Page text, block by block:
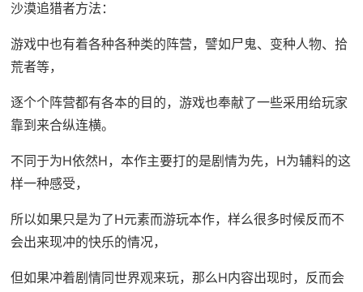
沙漠追猎者方法：
游戏中也有着各种各种类的阵营，譬如尸鬼、变种人物、拾
荒者等，
逐个个阵营都有各本的目的，游戏也奉献了一些采用给玩家
靠到来合纵连横。
不同于为H依然H，本作主要打的是剧情为先，H为辅料的这
样一种感受，
所以如果只是为了H元素而游玩本作，样么很多时候反而不
会出来现冲的快乐的情况，
但如果冲着剧情同世界观来玩，那么H内容出现时，反而会